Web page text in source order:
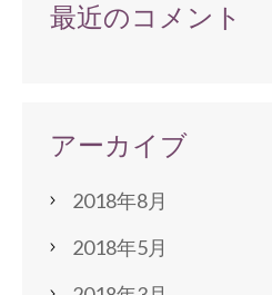
最近のコメント
アーカイブ
2018年8月
2018年5月